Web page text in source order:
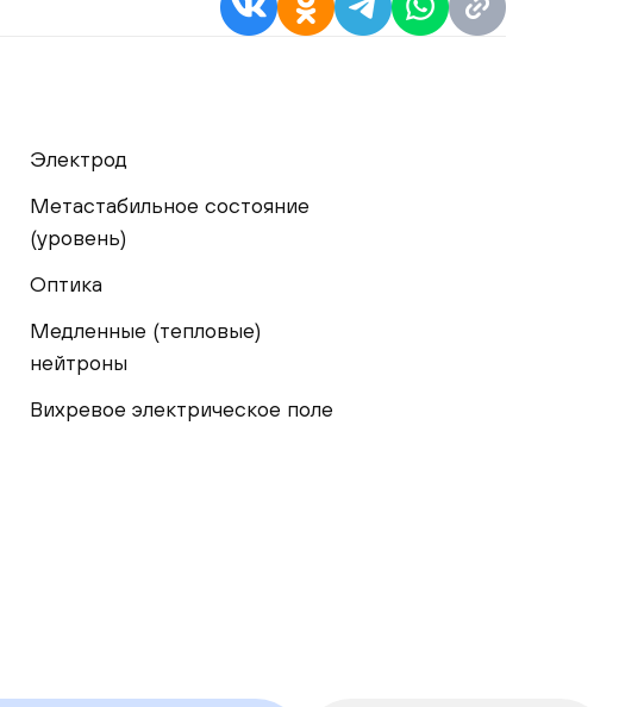
Электрод
Метастабильное состояние
(уровень)
Оптика
Медленные (тепловые)
нейтроны
Вихревое электрическое поле